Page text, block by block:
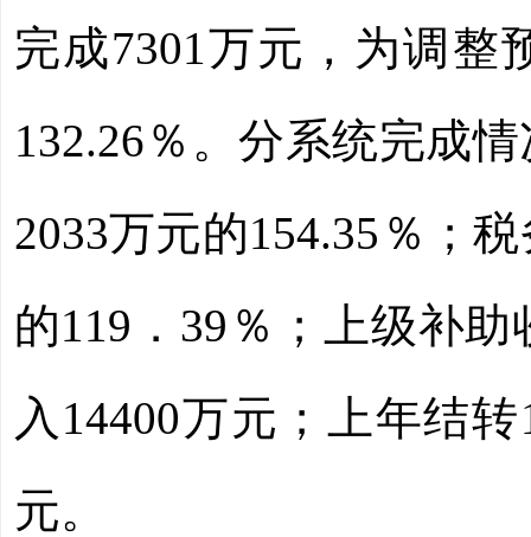
完成7301万元，为调整
132.26％。分系统完成
2033万元的154.35％；
的119．39％；
上级补
入 14400万元 ； 上年结转
元。